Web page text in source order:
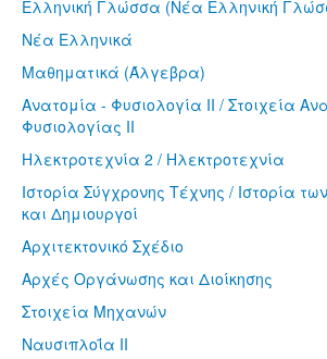
Ελληνική Γλώσσα (Νέα Ελληνική
Νέα Ελληνικά
Μαθηματικά (Άλγεβρα)
Ανατομία - Φυσιολογία II / Στοιχεία
Φυσιολογίας II
Ηλεκτροτεχνία 2 / Ηλεκτροτεχνία
Ιστορία Σύγχρονης Τέχνης / Ιστορία
και Δημιουργοί
Αρχιτεκτονικό Σχέδιο
Αρχές Οργάνωσης και Διοίκησης
Στοιχεία Μηχανών
Ναυσιπλοΐα II